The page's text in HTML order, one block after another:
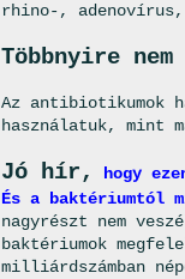
rhino-,
Többnyire
Az antibiotikumok
használatuk, mint
Jó hír,
hogy
És a baktériumtól
nagyrészt nem
baktériumok
milliárdszámban